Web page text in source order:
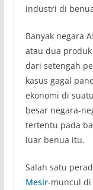
industri di
Banyak negara
atau dua
dari setengah
kasus gagal
ekonomi di
besar negara-
tertentu pada
luar benua itu.
Salah satu
Mesir-muncul di